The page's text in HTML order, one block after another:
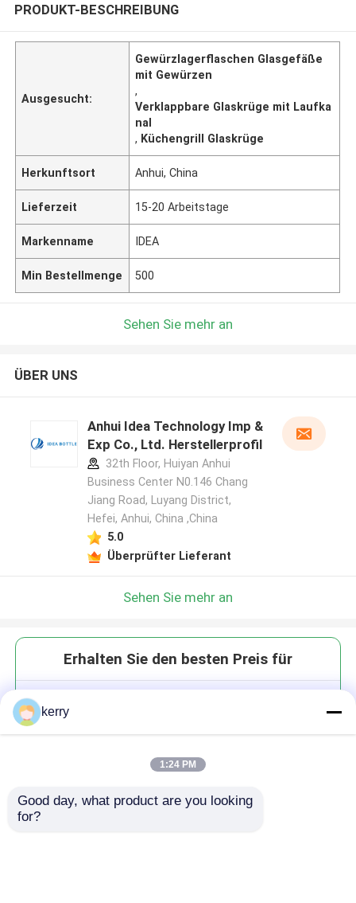
PRODUKT-BESCHREIBUNG
Ausgesucht:
Gewürzlagerflaschen Glasgefäße
mit Gewürzen
,
Verklappbare Glaskrüge mit Laufka
nal
, Küchengrill Glaskrüge
Herkunftsort Anhui, China
Lieferzeit 15-20 Arbeitstage
Markenname IDEA
Min Bestellmenge 500
Sehen Sie mehr an
ÜBER UNS
Anhui Idea Technology Imp &
Exp Co., Ltd. Herstellerprofil
32th Floor, Huiyan Anhui
Business Center N0.146 Chang
Jiang Road, Luyang District,
Hefei, Anhui, China ,China
5.0
Überprüfter Lieferant
Sehen Sie mehr an
Erhalten Sie den besten Preis für
Küchengerät
kerry
1:24 PM
Good day, what product are you looking
for?